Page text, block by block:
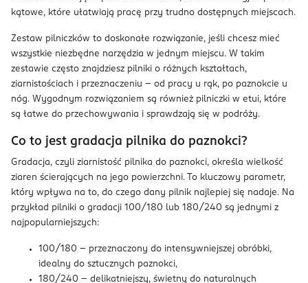
kątowe, które ułatwiają pracę przy trudno dostępnych miejscach.
Zestaw pilniczków to doskonałe rozwiązanie, jeśli chcesz mieć
wszystkie niezbędne narzędzia w jednym miejscu. W takim
zestawie często znajdziesz pilniki o różnych kształtach,
ziarnistościach i przeznaczeniu – od pracy u rąk, po paznokcie u
nóg. Wygodnym rozwiązaniem są również pilniczki w etui, które
są łatwe do przechowywania i sprawdzają się w podróży.
Co to jest gradacja pilnika do paznokci?
Gradacja, czyli ziarnistość pilnika do paznokci, określa wielkość
ziaren ścierających na jego powierzchni. To kluczowy parametr,
który wpływa na to, do czego dany pilnik najlepiej się nadaje. Na
przykład pilniki o gradacji 100/180 lub 180/240 są jednymi z
najpopularniejszych:
100/180 – przeznaczony do intensywniejszej obróbki,
idealny do sztucznych paznokci,
180/240 – delikatniejszy, świetny do naturalnych